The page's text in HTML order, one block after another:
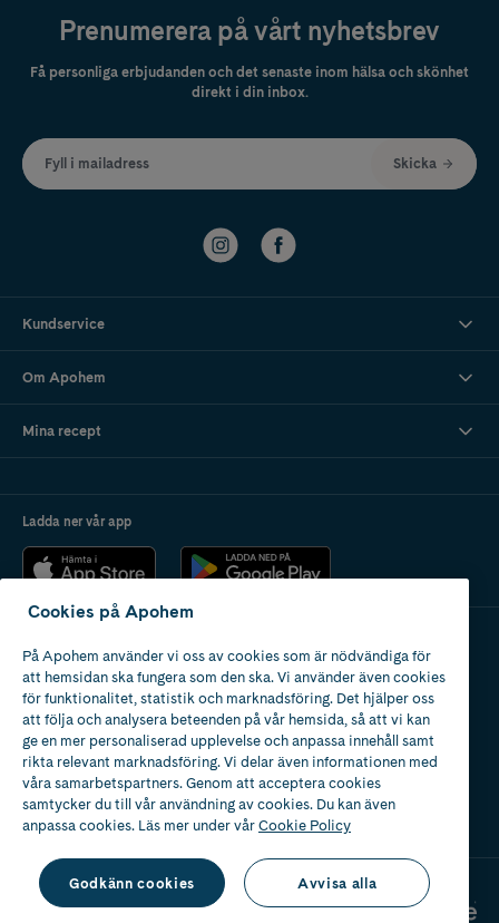
Prenumerera på vårt nyhetsbrev
Få personliga erbjudanden och det senaste inom hälsa och skönhet
direkt i din inbox.
Fyll i mailadress Skicka
Kundservice
Om Apohem
Mina recept
Ladda ner vår app
Apotek med tillstånd
av Läkemedelsverket
Cookies på Apohem
På Apohem använder vi oss av cookies som är nödvändiga för
att hemsidan ska fungera som den ska. Vi använder även cookies
för funktionalitet, statistik och marknadsföring. Det hjälper oss
att följa och analysera beteenden på vår hemsida, så att vi kan
ge en mer personaliserad upplevelse och anpassa innehåll samt
rikta relevant marknadsföring. Vi delar även informationen med
våra samarbetspartners. Genom att acceptera cookies
samtycker du till vår användning av cookies. Du kan även
anpassa cookies. Läs mer under vårCookie Policy
Godkänn cookies Avvisa alla